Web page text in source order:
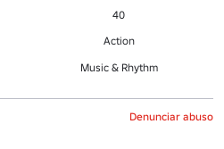
40
Action
Music & Rhythm
Denunciar abuso